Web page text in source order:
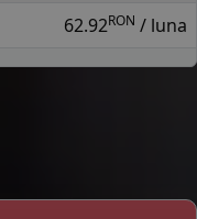
62.92RON / luna